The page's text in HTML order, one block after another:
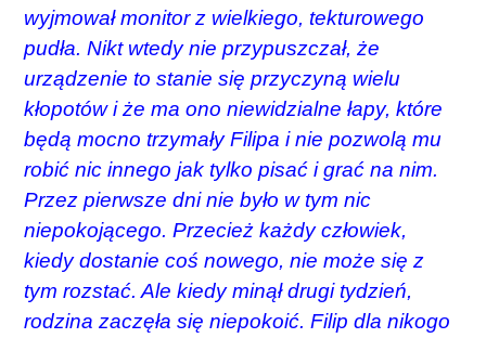
wyjmował monitor z wielkiego, tekturowego
pudła.Nikt wtedy nie przypuszczał, że
urządzenie to stanie się przyczyną wielu
kłopotów i że ma ono niewidzialne łapy, które
będą mocno trzymały Filipa i nie pozwolą mu
robić nic innego jak tylko pisaći grać na nim.
Przez pierwsze dni nie było w tym nic
niepokojącego. Przecież każdy człowiek,
kiedy dostanie coś nowego, nie może się z
tym rozstać. Ale kiedy minął drugi tydzień,
rodzina zaczęła się niepokoić.Filip dla nikogo